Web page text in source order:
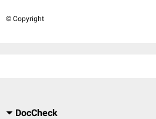
© Copyright
DocCheck